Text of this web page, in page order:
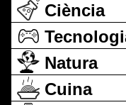
Ciència
Natura
Cuina